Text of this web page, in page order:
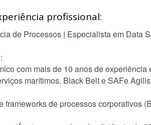
profissional:
de Processos | Especialista em Data
com mais de 10 anos de
marítimos. Black Belt e SAFe
frameworks de processos corporativos